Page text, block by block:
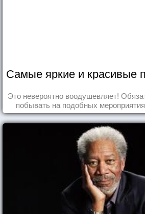
Самые яркие и красивые
Это невероятно воодушевляет!
побывать на подобных
впечатлений!